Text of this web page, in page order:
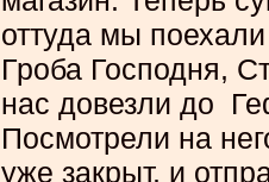
оттуда мы
Гроба Господня,
нас довезли до
Посмотрели на
уже закрыт, и